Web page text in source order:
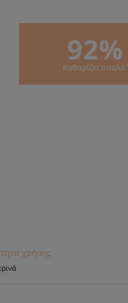
92%
Καθαρίζει απαλά¹
χρήσης